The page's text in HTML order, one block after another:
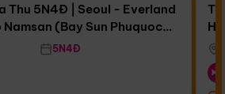
Thu 5N4Đ | Seoul - Everland
(Bay Sun Phuquoc
5N4Đ